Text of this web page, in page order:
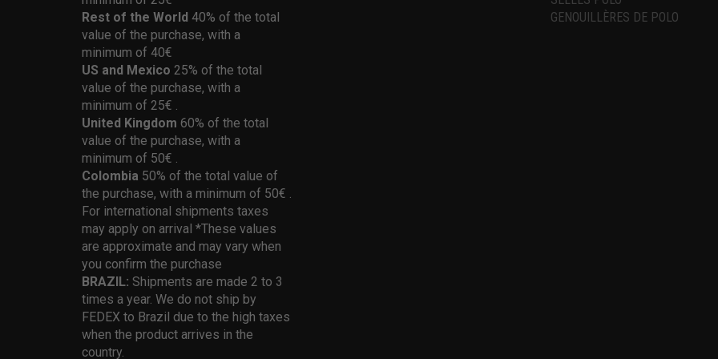
Rest of the World 40% of the total
value of the purchase, with a
minimum of 40€
US and Mexico 25% of the total
value of the purchase, with a
minimum of 25€ .
United Kingdom 60% of the total
value of the purchase, with a
minimum of 50€ .
Colombia 50% of the total value of
the purchase, with a minimum of 50€ .
For international shipments taxes
may apply on arrival *These values
are approximate and may vary when
you confirm the purchase
BRAZIL: Shipments are made 2 to 3
times a year. We do not ship by
FEDEX to Brazil due to the high taxes
when the product arrives in the
country.
GENOUILLÈRES DE POLO